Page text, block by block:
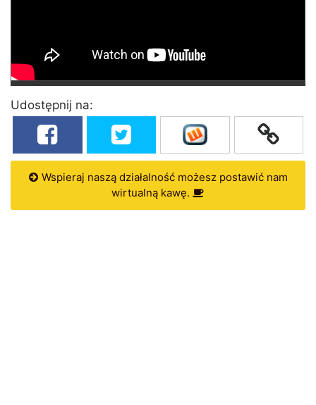
Udostępnij na:
Wspieraj naszą działalność możesz postawić nam
wirtualną kawę.